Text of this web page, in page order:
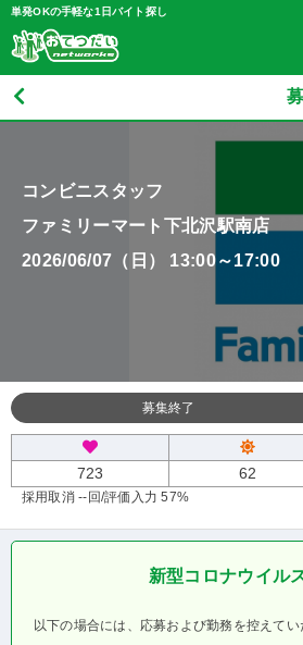
単発OKの手軽な1日バイト探し
コンビニスタッフ
ファミリーマート下北沢駅南店
2026/06/07（日） 13:00～17:00
募集終了
723 62
採用取消 --回/評価入力 57%
新型コロナウイル
以下の場合には、応募および勤務を控えてい